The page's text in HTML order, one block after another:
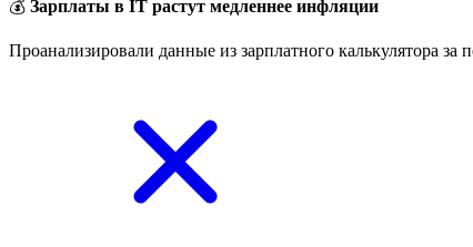
💰 Зарплаты в IT растут медленнее инфляции
Проанализировали данные из зарплатного калькулятора за